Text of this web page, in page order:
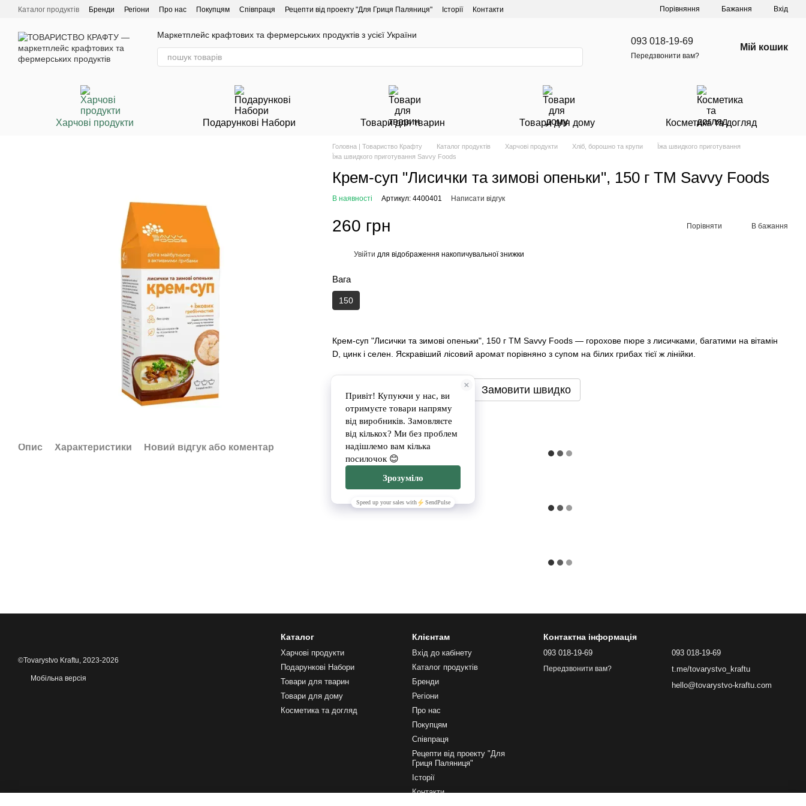
Перейти до основного контенту
Каталог продуктів Бренди Регіони Про нас Покупцям Співпраця Рецепти від проекту "Для Гриця Паляниця" Історії Контакти Порівняння Бажання Вхід
Маркетплейс крафтових та фермерських продуктів з усієї України
093 018-19-69
Передзвонити вам?
Мій кошик
Харчові продукти Подарункові Набори Товари для тварин Товари для дому Косметика та догляд
Опис Характеристики Новий відгук або коментар
Головна | Товариство Крафту Каталог продуктів Харчові продукти Хліб, борошно та крупи
Їжа швидкого приготування
Їжа швидкого приготування Savvy Foods
Крем-суп "Лисички та зимові опеньки", 150 г ТМ Savvy Foods
В наявності Артикул: 4400401 Написати відгук
260 грн Порівняти В бажання
Увійти для відображення накопичувальної знижки
Вага
150
Крем-суп "Лисички та зимові опеньки", 150 г ТМ Savvy Foods — горохове пюре з лисичками, багатими на вітамін
D, цинк і селен. Яскравіший лісовий аромат порівняно з супом на білих грибах тієї ж лінійки.
Замовити швидко
Доставка Оплата
©Tovarystvo Kraftu, 2023-2026
Мобільна версія
Каталог
Харчові продукти
Подарункові Набори
Товари для тварин
Товари для дому
Косметика та догляд
Клієнтам
Вхід до кабінету
Каталог продуктів
Бренди
Регіони
Про нас
Покупцям
Співпраця
Рецепти від проекту "Для
Гриця Паляниця"
Історії
Контакти
Контактна інформація
093 018-19-69
Передзвонити вам?
093 018-19-69
t.me/tovarystvo_kraftu
hello@tovarystvo-kraftu.com